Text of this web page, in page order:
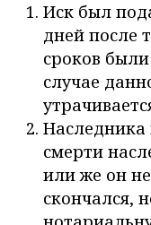
Иск был
дней после
сроков
случае
смерти
или же он
скончался,